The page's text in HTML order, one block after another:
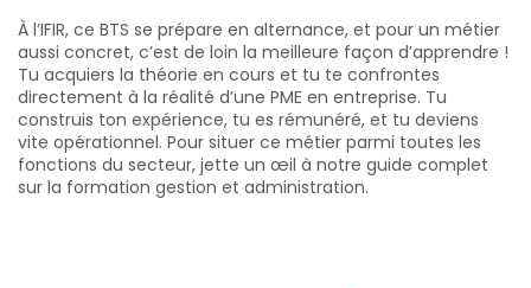
À l’IFIR, ce BTS se prépare en alternance, et pour un métier
aussi concret, c’est de loin la meilleure façon d’apprendre !
Tu acquiers la théorie en cours et tu te confrontes
directement à la réalité d’une PME en entreprise. Tu
construis ton expérience, tu es rémunéré, et tu deviens
vite opérationnel. Pour situer ce métier parmi toutes les
fonctions du secteur, jette un œil à notre guide complet
sur la formation gestion et administration.